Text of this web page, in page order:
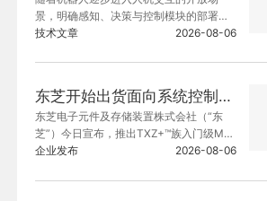
景，明确感知、决策与控制模块的部署位
置，对设备的稳定性、安全性、响应能力
一项核心的全身控制难题：所有关节、传
体平衡并完成定向动作。一旦协同机制失
效，机器人便会摔倒。
技术文章 2026-08-06
东芝开始出货面向系统控制应用的TXZ+™族入门级M4V组
东芝电子元件及存储装置株式会社（“东
芝”）今日宣布，推出TXZ+™族入门级M4
V组标准微控制器[1] 。该系列产品搭载带
M4内核，可增强IoT设备和工业设备中的
企业发布 2026-08-06